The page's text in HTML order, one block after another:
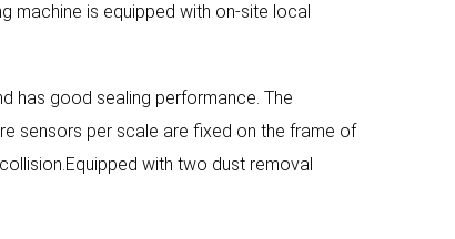
machine is equipped with on-site local
has good sealing performance. The
sensors per scale are fixed on the frame of
with two dust removal